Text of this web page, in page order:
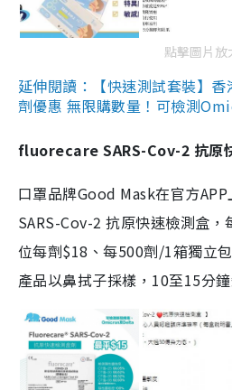
點擊圖片放
延伸閱讀：【快速測試套裝】
劑優惠 無限購數量！可檢測
fluorecare SARS-Cov-2 抗原
口罩品牌Good Mask在官方
SARS-Cov-2 抗原快速檢測盒
位每劑$18、每500劑/1箱獨立
產品以鼻拭子採樣，10至15分鐘